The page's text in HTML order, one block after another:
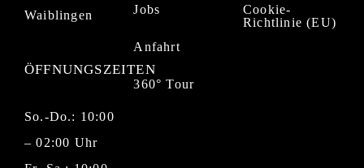
Waiblingen
ÖFFNUNGSZEITEN
So.-Do.: 10:00
– 02:00 Uhr
Jobs
Anfahrt
360° Tour
Cookie-
Richtlinie (EU)